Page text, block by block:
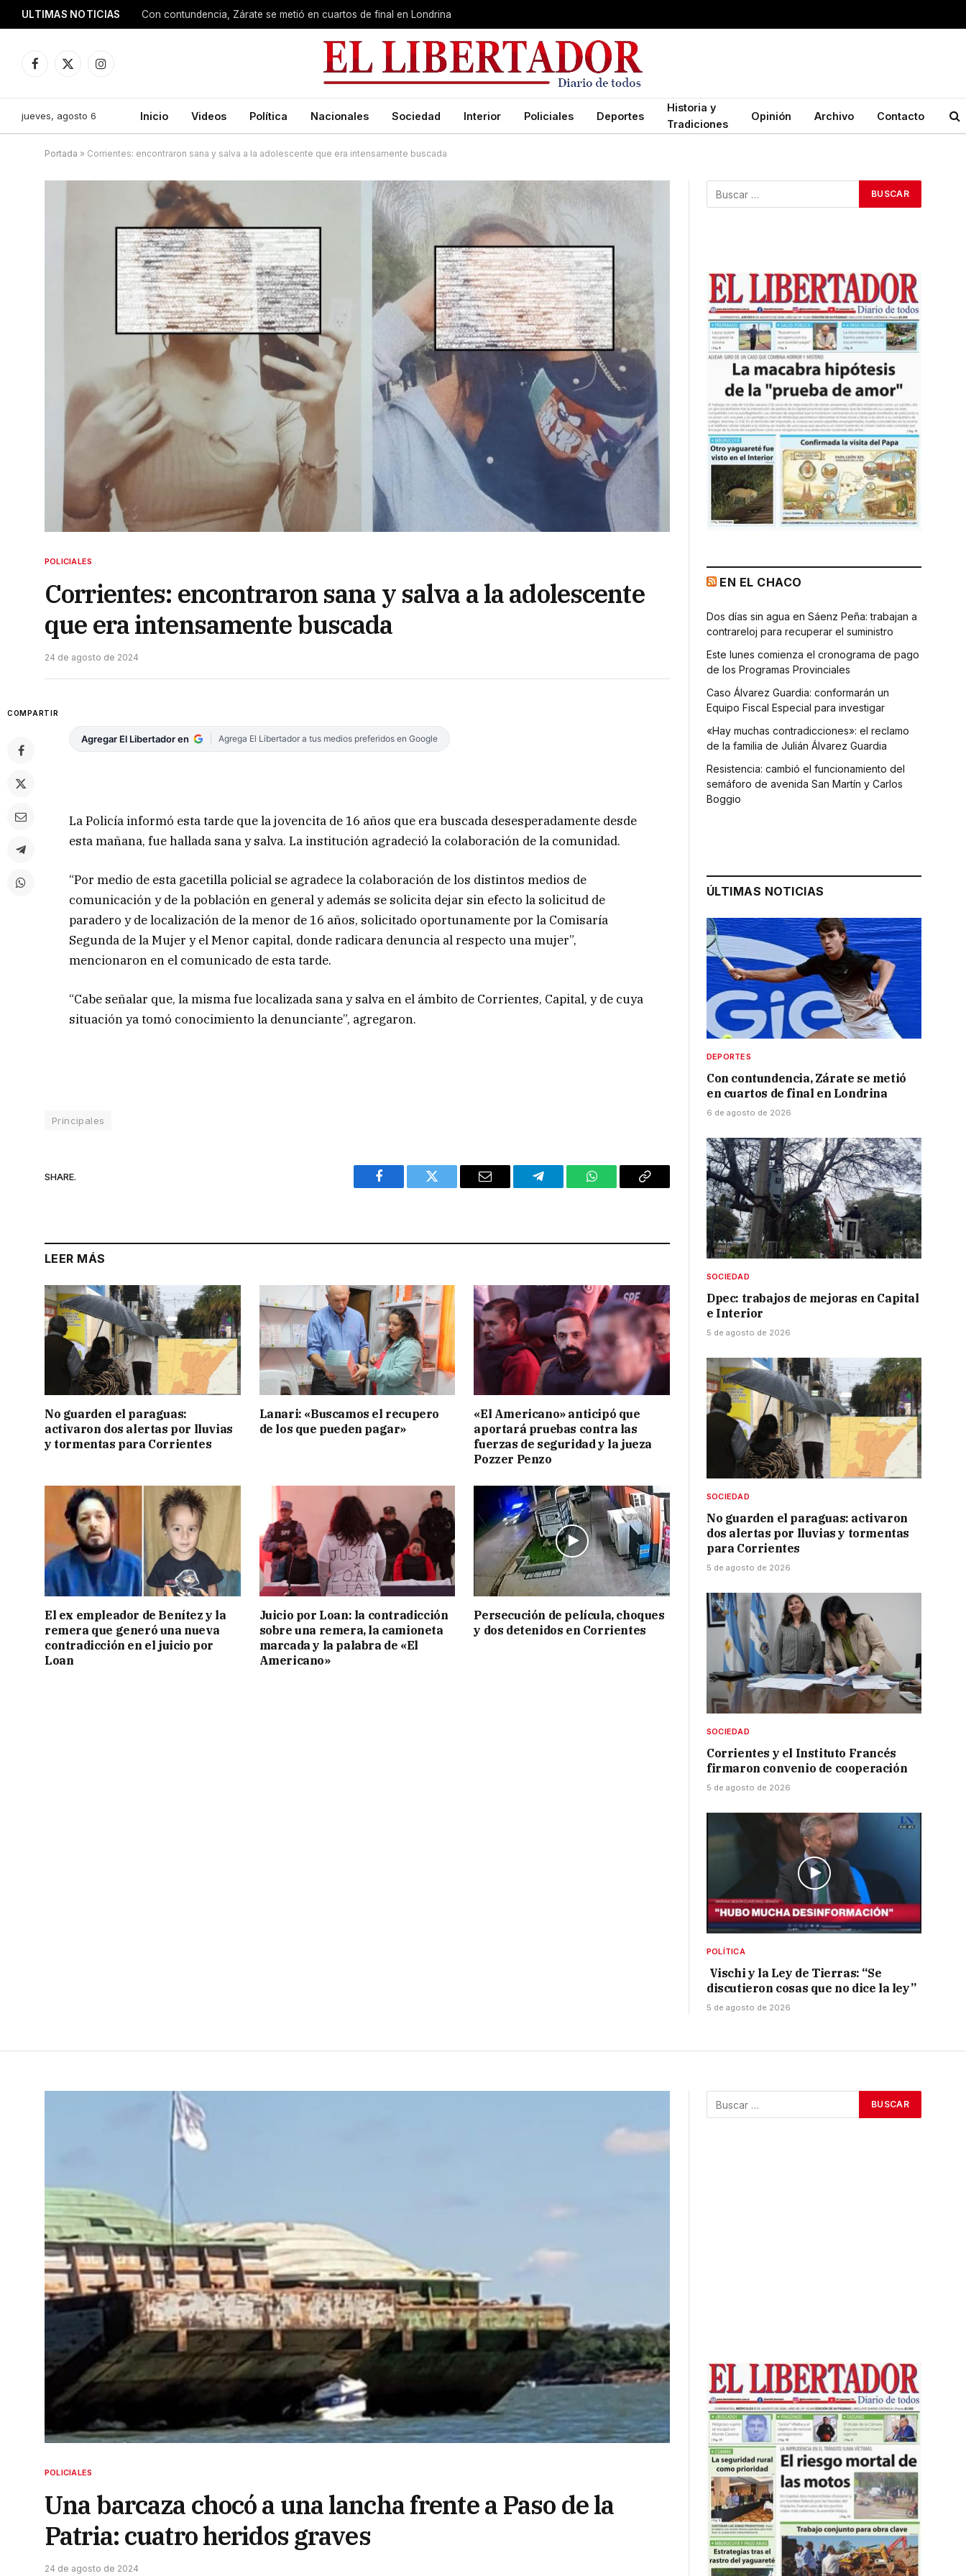
ULTIMAS NOTICIAS Con contundencia, Zárate se metió en cuartos de final en Londrina
Facebook
X
Instagram
jueves, agosto 6 Inicio Videos Política Nacionales Sociedad Interior Policiales Deportes
Historia y
Tradiciones
Opinión Archivo Contacto
Portada » Corrientes: encontraron sana y salva a la adolescente que era intensamente buscada
POLICIALES
Corrientes: encontraron sana y salva a la adolescente
que era intensamente buscada
24 de agosto de 2024
COMPARTIR
Agregar El Libertador en Agrega El Libertador a tus medios preferidos en Google
La Policía informó esta tarde que la jovencita de 16 años que era buscada desesperadamente desde
esta mañana, fue hallada sana y salva. La institución agradeció la colaboración de la comunidad.
“Por medio de esta gacetilla policial se agradece la colaboración de los distintos medios de
comunicación y de la población en general y además se solicita dejar sin efecto la solicitud de
paradero y de localización de la menor de 16 años, solicitado oportunamente por la Comisaría
Segunda de la Mujer y el Menor capital, donde radicara denuncia al respecto una mujer”,
mencionaron en el comunicado de esta tarde.
“Cabe señalar que, la misma fue localizada sana y salva en el ámbito de Corrientes, Capital, y de cuya
situación ya tomó conocimiento la denunciante”, agregaron.
Principales
SHARE.
Facebook Twitter Email Telegram WhatsAppCopy
LEER MÁS
No guarden el paraguas:
activaron dos alertas por lluvias
y tormentas para Corrientes
Lanari: «Buscamos el recupero
de los que pueden pagar»
«El Americano» anticipó que
aportará pruebas contra las
fuerzas de seguridad y la jueza
Pozzer Penzo
El ex empleador de Benítez y la
remera que generó una nueva
contradicción en el juicio por
Loan
Juicio por Loan: la contradicción
sobre una remera, la camioneta
marcada y la palabra de «El
Americano»
Persecución de película, choques
y dos detenidos en Corrientes
EN EL CHACO
Dos días sin agua en Sáenz Peña: trabajan a
contrareloj para recuperar el suministro
Este lunes comienza el cronograma de pago
de los Programas Provinciales
Caso Álvarez Guardia: conformarán un
Equipo Fiscal Especial para investigar
«Hay muchas contradicciones»: el reclamo
de la familia de Julián Álvarez Guardia
Resistencia: cambió el funcionamiento del
semáforo de avenida San Martín y Carlos
Boggio
ÚLTIMAS NOTICIAS
DEPORTES
Con contundencia, Zárate se metió
en cuartos de final en Londrina
6 de agosto de 2026
SOCIEDAD
Dpec: trabajos de mejoras en Capital
e Interior
5 de agosto de 2026
SOCIEDAD
No guarden el paraguas: activaron
dos alertas por lluvias y tormentas
para Corrientes
5 de agosto de 2026
SOCIEDAD
Corrientes y el Instituto Francés
firmaron convenio de cooperación
5 de agosto de 2026
POLÍTICA
Vischi y la Ley de Tierras: “Se
discutieron cosas que no dice la ley”
5 de agosto de 2026
POLICIALES
Una barcaza chocó a una lancha frente a Paso de la
Patria: cuatro heridos graves
24 de agosto de 2024